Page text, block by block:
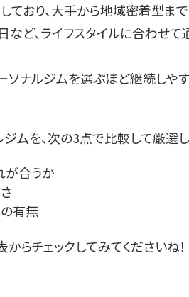
おり、大手から地域密着型ま
ど、ライフスタイルに合わせ
ナルジムを選ぶほど継続しや
ジムを、次の3点で比較して厳選し
が合うか
の有無
らチェックしてみてくださいね！